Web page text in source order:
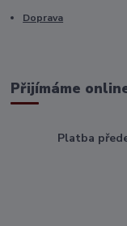
Doprava
Přijímáme
Platba